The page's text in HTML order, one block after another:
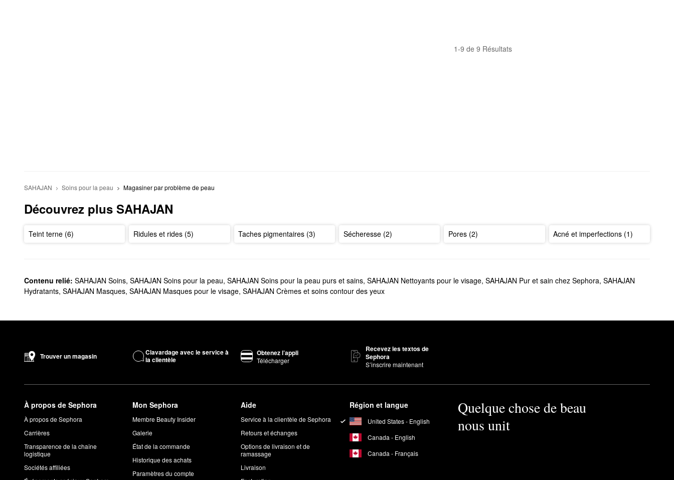
1-9 de 9 Résultats
SAHAJAN Soins pour la peau Magasiner par problème de peau
Découvrez plus SAHAJAN
Teint terne (6) Ridules et rides (5) Taches pigmentaires (3) Sécheresse (2) Pores (2) Acné et imperfections (1)
Contenu relié: SAHAJAN Soins, SAHAJAN Soins pour la peau, SAHAJAN Soins pour la peau purs et sains, SAHAJAN Nettoyants pour le visage, SAHAJAN Pur et sain chez Sephora, SAHAJAN
Hydratants, SAHAJAN Masques, SAHAJAN Masques pour le visage, SAHAJAN Crèmes et soins contour des yeux
Trouver un magasin
Clavardage avec le service à
la clientèle
Obtenez l’appli
Télécharger
Recevez les textos de
Sephora
S’inscrire maintenant
À propos de Sephora
À propos de Sephora
Carrières
Transparence de la chaîne
logistique
Sociétés affiliées
Mon Sephora
Membre Beauty Insider
Galerie
État de la commande
Historique des achats
Paramètres du compte
Aide
Service à la clientèle de Sephora
Retours et échanges
Options de livraison et de
ramassage
Livraison
Région et langue
United States - English
Canada - English
Canada - Français
Quelque chose de beau
nous unit